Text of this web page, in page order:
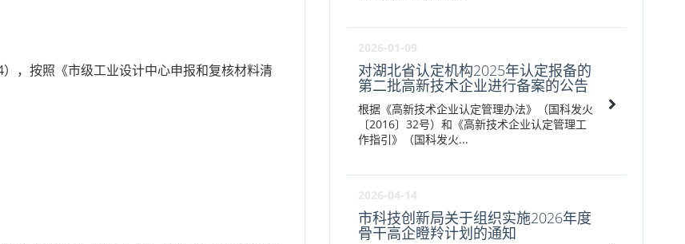
，按照《市级工业设计中心申报和复核材料清
2026-01-09
对湖北省认定机构2025年认定报备的
第二批高新技术企业进行备案的公告
根据《高新技术企业认定管理办法》（国科发火
〔2016〕32号）和《高新技术企业认定管理工
作指引》（国科发火...
2026-04-14
市科技创新局关于组织实施2026年度
骨干高企瞪羚计划的通知